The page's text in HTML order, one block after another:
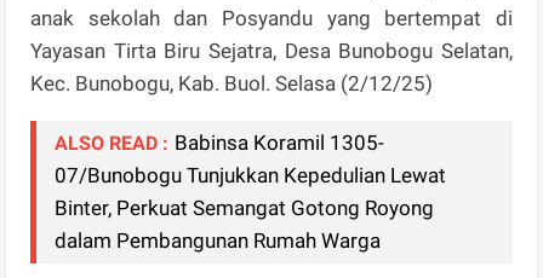
anak sekolah dan Posyandu yang bertempat di
Yayasan Tirta Biru Sejatra, Desa Bunobogu Selatan,
Kec. Bunobogu, Kab. Buol. Selasa (2/12/25)
ALSO READ : Babinsa Koramil 1305-
07/Bunobogu Tunjukkan Kepedulian Lewat
Binter, Perkuat Semangat Gotong Royong
dalam Pembangunan Rumah Warga